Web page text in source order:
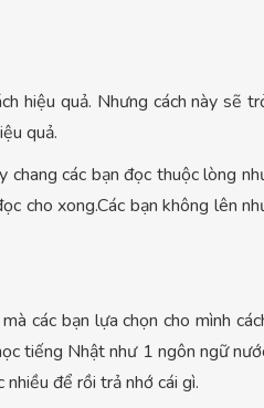
hiệu quả. Nhưng cách này sẽ
quả.
các bạn đọc thuộc lòng
cho xong.Các bạn không lên
các bạn lựa chọn cho mình
tiếng Nhật như 1 ngôn ngữ
để rồi trả nhớ cái gì.